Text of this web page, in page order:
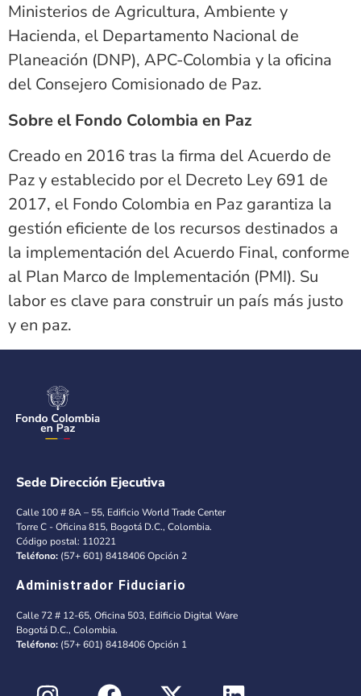
Ministerios de Agricultura, Ambiente y
Hacienda, el Departamento Nacional de
Planeación (DNP), APC-Colombia y la oficina
del Consejero Comisionado de Paz.
Sobre el Fondo Colombia en Paz
Creado en 2016 tras la firma del Acuerdo de
Paz y establecido por el Decreto Ley 691 de
2017, el Fondo Colombia en Paz garantiza la
gestión eficiente de los recursos destinados a
la implementación del Acuerdo Final, conforme
al Plan Marco de Implementación (PMI). Su
labor es clave para construir un país más justo
y en paz.
Sede Dirección Ejecutiva
Calle 100 # 8A – 55, Edificio World Trade Center
Torre C - Oficina 815, Bogotá D.C., Colombia.
Código postal: 110221
Teléfono: (57+ 601) 8418406 Opción 2
Administrador Fiduciario
Calle 72 # 12-65, Oficina 503, Edificio Digital Ware
Bogotá D.C., Colombia.
Teléfono: (57+ 601) 8418406 Opción 1